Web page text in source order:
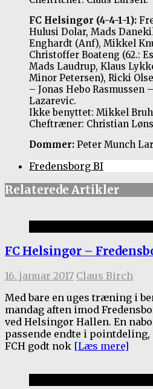
FC Helsingør (4-4-1-1):
Hulusi Dolar, Mads
Enghardt (Anf), Mikkel
Christoffer Boateng (62.:
Mads Laudrup, Klaus
Minor Petersen), Ricki
– Jonas Hebo Rasmussen
Lazarevic.
Ikke benyttet: Mikkel
Cheftræner: Christian
Dommer: Peter Munch
Fredensborg BI
Relaterede Artikler
FC Helsingør –
16. januar 2017 Claus Birch
Med bare en uges træning i
mandag aften imod
ved Helsingør Hallen. En
passende endte i
FCH godt nok [Læs mere]